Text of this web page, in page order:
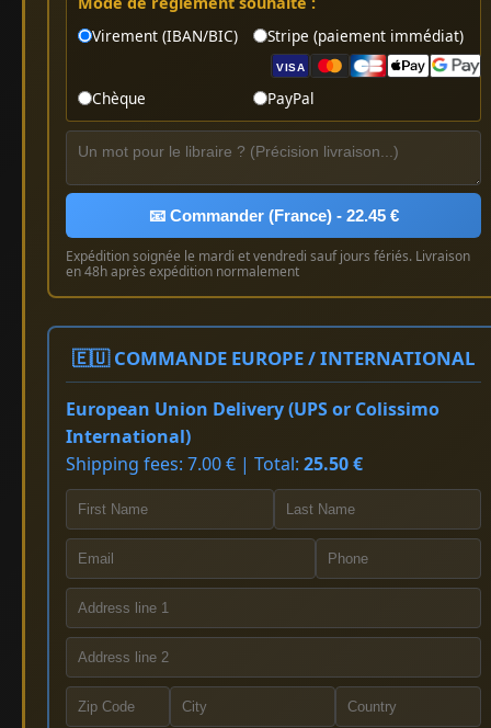
Virement (IBAN/BIC)
Stripe (paiement immédiat)
VISA
Chèque PayPal
📧 Commander (France) - 22.45 €
Expédition soignée le mardi et vendredi sauf jours fériés. Livraison
en 48h après expédition normalement
🇪🇺 COMMANDE EUROPE / INTERNATIONAL
European Union Delivery (UPS or Colissimo
International)
Shipping fees: 7.00 € | Total: 25.50 €